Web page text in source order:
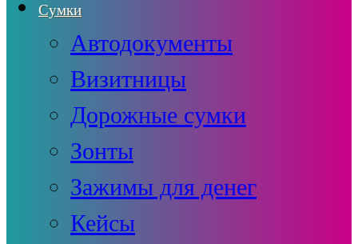
Сумки
Автодокументы
Визитницы
Дорожные сумки
Зонты
Зажимы для денег
Кейсы